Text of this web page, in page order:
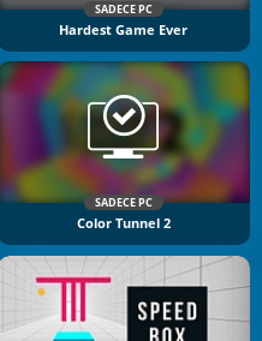
SADECE PC
Hardest Game Ever
SADECE PC
Color Tunnel 2